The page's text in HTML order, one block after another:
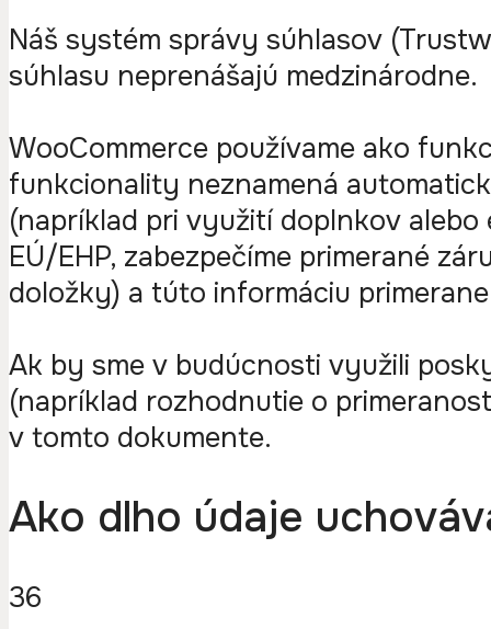
Náš systém správy súhlasov
súhlasu neprenášajú medzinárodne.
WooCommerce používame ako
funkcionality neznamená
(napríklad pri využití doplnkov
EÚ/EHP, zabezpečíme primerané
doložky) a túto informáciu
Ak by sme v budúcnosti využili
(napríklad rozhodnutie o
v tomto dokumente.
Ako dlho údaje
36